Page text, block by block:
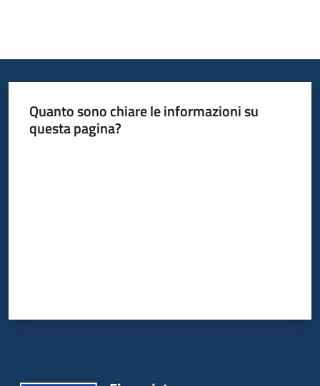
Quanto sono chiare le informazioni su
questa pagina?